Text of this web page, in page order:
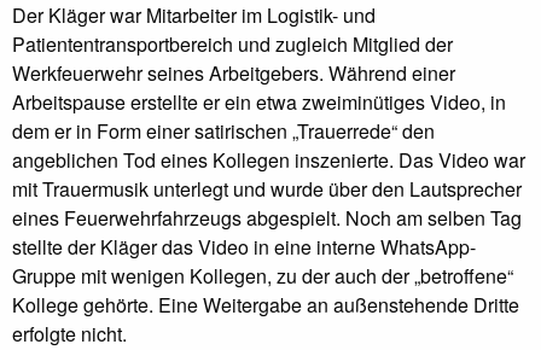
Der Kläger war Mitarbeiter im Logistik- und
Patiententransportbereich und zugleich Mitglied der
Werkfeuerwehr seines Arbeitgebers. Während einer
Arbeitspause erstellte er ein etwa zweiminütiges Video, in
dem er in Form einer satirischen „Trauerrede“ den
angeblichen Tod eines Kollegen inszenierte. Das Video war
mit Trauermusik unterlegt und wurde über den Lautsprecher
eines Feuerwehrfahrzeugs abgespielt. Noch am selben Tag
stellte der Kläger das Video in eine interne WhatsApp-
Gruppe mit wenigen Kollegen, zu der auch der „betroffene“
Kollege gehörte. Eine Weitergabe an außenstehende Dritte
erfolgte nicht.